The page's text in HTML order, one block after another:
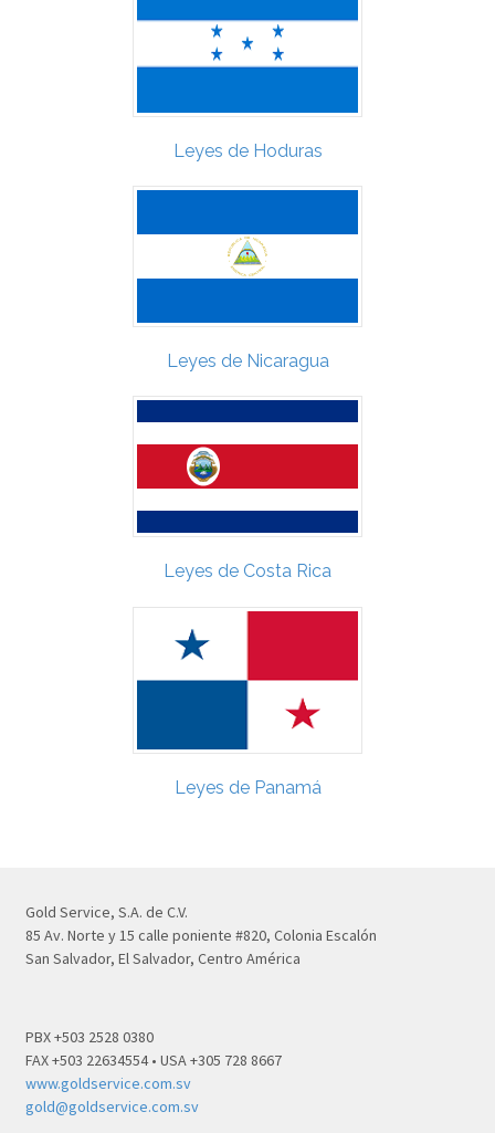
Leyes de Hoduras
Leyes de Nicaragua
Leyes de Costa Rica
Leyes de Panamá
Gold Service, S.A. de C.V.
85 Av. Norte y 15 calle poniente #820, Colonia Escalón
San Salvador, El Salvador, Centro América
PBX +503 2528 0380
FAX +503 22634554 • USA +305 728 8667
www.goldservice.com.sv
gold@goldservice.com.sv